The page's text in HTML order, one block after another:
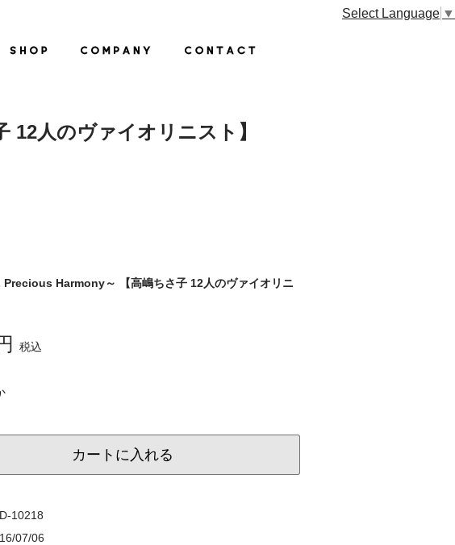
Select Language ▼
人のヴァイオリニスト】
Precious Harmony～ 【高嶋ちさ子 12人のヴァイオリニ
税込
カートに入れる
10218
07/06